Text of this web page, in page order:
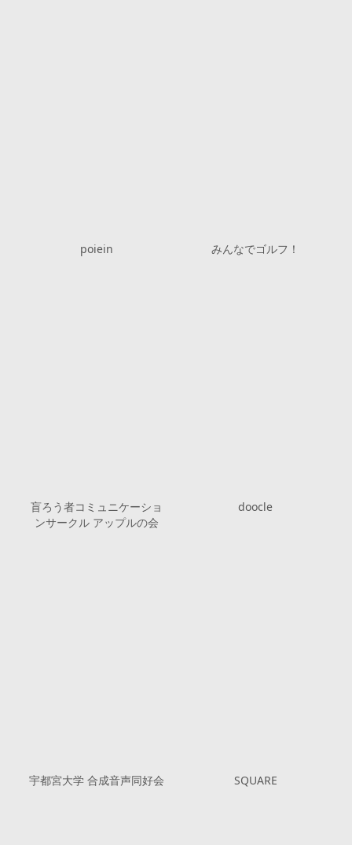
poiein みんなでゴルフ！
盲ろう者コミュニケーショ
ンサークル アップルの会
doocle
宇都宮大学 合成音声同好会 SQUARE